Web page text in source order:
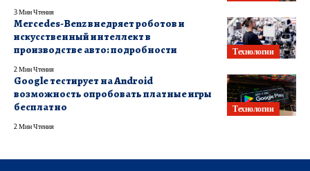
3 Мин Чтения
Технологии
Mercedes-Benz внедряет роботов и
искусственный интеллект в
производстве авто: подробности
2 Мин Чтения
Технологии
Google тестирует на Android
возможность опробовать платные игры
бесплатно
2 Мин Чтения